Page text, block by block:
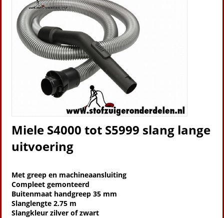
Miele S4000 tot S5999 slang lange
uitvoering
Met greep en machineaansluiting
Compleet gemonteerd
Buitenmaat handgreep 35 mm
Slanglengte 2.75 m
Slangkleur zilver of zwart